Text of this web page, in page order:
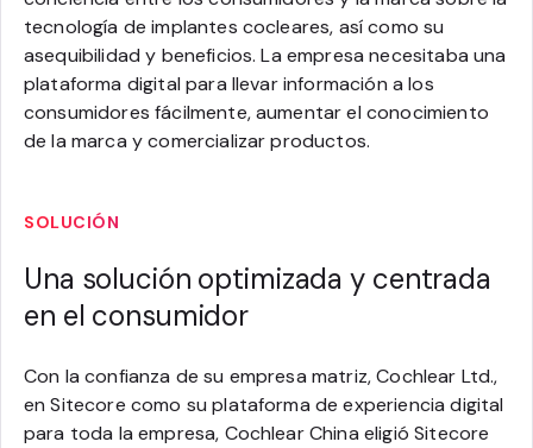
tecnología de implantes cocleares, así como su
asequibilidad y beneficios. La empresa necesitaba una
plataforma digital para llevar información a los
consumidores fácilmente, aumentar el conocimiento
de la marca y comercializar productos.
SOLUCIÓN
Una solución optimizada y centrada
en el consumidor
Con la confianza de su empresa matriz, Cochlear Ltd.,
en Sitecore como su plataforma de experiencia digital
para toda la empresa, Cochlear China eligió Sitecore